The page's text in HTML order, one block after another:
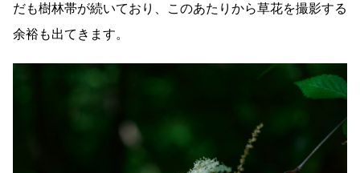
だも樹林帯が続いており、このあたりから草花を撮影する
余裕も出てきます。